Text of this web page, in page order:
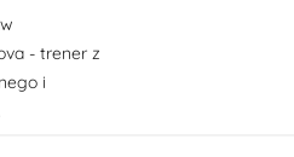
- trener z
i